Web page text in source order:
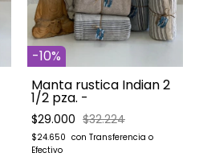
-10%
Manta rustica Indian 2
1/2 pza. -
$29.000 $32.224
$24.650